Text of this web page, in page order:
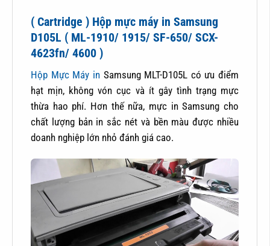
( Cartridge ) Hộp mực máy in Samsung
D105L ( ML-1910/ 1915/ SF-650/ SCX-
4623fn/ 4600 )
Hộp Mực Máy inSamsung MLT-D105L có ưu điểm
hạt mịn, không vón cục và ít gây tình trạng mực
thừa hao phí. Hơn thế nữa, mực in Samsung cho
chất lượng bản in sắc nét và bền màu được nhiều
doanh nghiệp lớn nhỏ đánh giá cao.